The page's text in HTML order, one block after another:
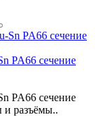
PA66 сечение
PA66 сечение
и разъёмы..